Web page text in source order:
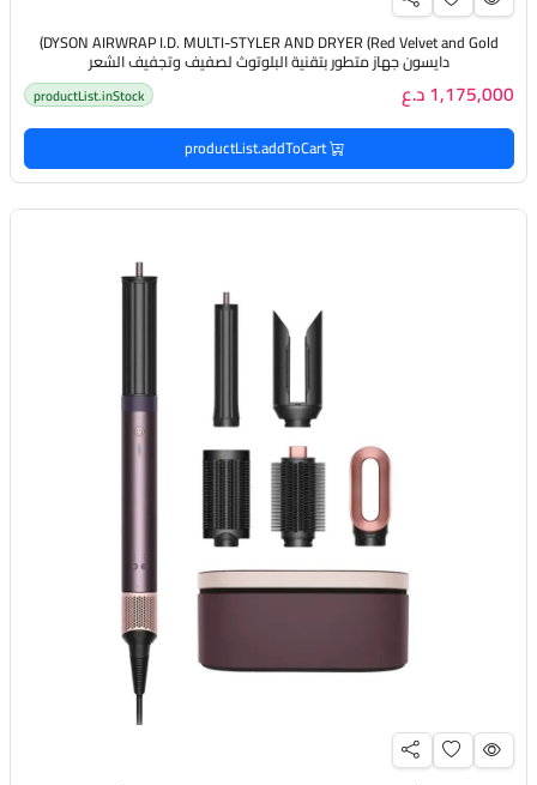
DYSON AIRWRAP I.D. MULTI-STYLER AND DRYER (Red Velvet and Gold)
دايسون جهاز متطور بتقنية البلوتوث لصفيف وتجفيف الشعر
1,175,000 د.ع productList.inStock
productList.addToCart